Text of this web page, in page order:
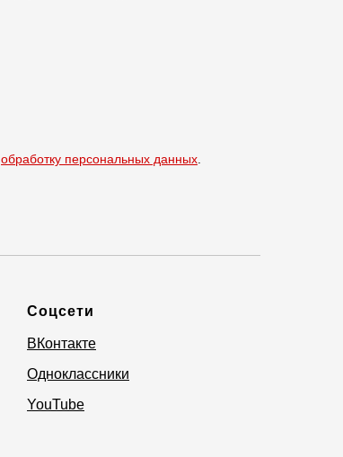
обработку персональных данных
Соцсети
ВКонтакте
Одноклассники
YouTube